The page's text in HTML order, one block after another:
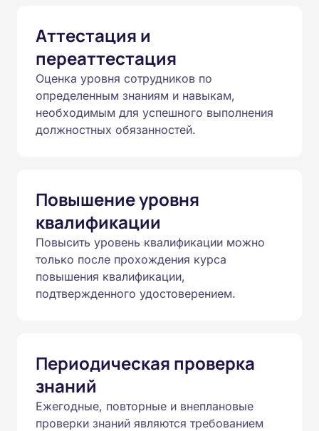
Аттестация и
переаттестация
Оценка уровня сотрудников по
определенным знаниям и навыкам,
необходимым для успешного выполнения
должностных обязанностей.
Повышение уровня
квалификации
Повысить уровень квалификации можно
только после прохождения курса
повышения квалификации,
подтвержденного удостоверением.
Периодическая проверка
знаний
Ежегодные, повторные и внеплановые
проверки знаний являются требованием